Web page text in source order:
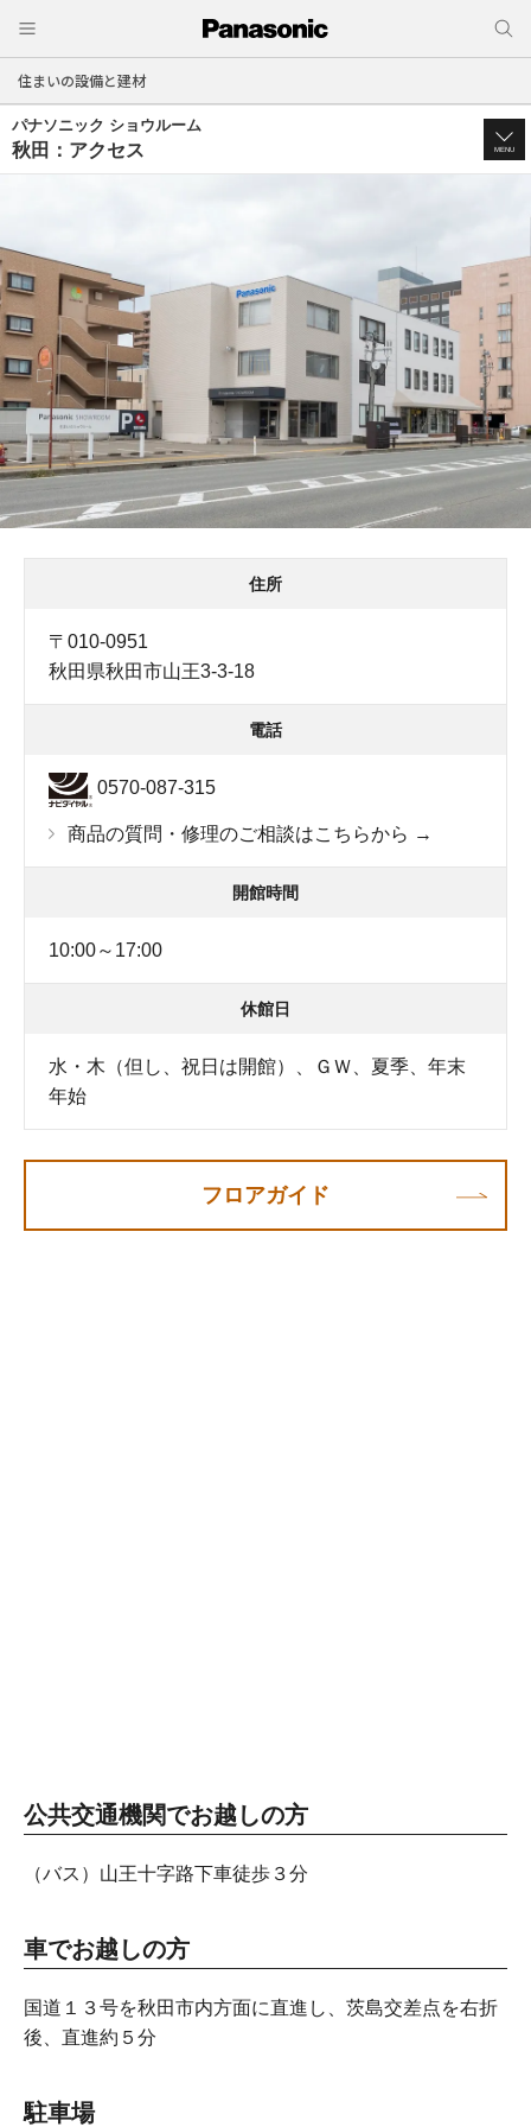
住まいの設備と建材
パナソニック ショウルーム
秋田：アクセス MENU
住所
〒010-0951
秋田県秋田市山王3-3-18
電話
0570-087-315
商品の質問・修理のご相談はこちらから →
開館時間
10:00～17:00
休館日
水・木（但し、祝日は開館）、ＧＷ、夏季、年末
年始
フロアガイド
公共交通機関でお越しの方
（バス）山王十字路下車徒歩３分
車でお越しの方
国道１３号を秋田市内方面に直進し、茨島交差点を右折
後、直進約５分
駐車場